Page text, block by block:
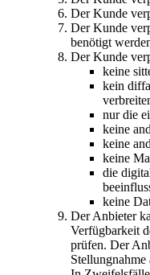
Der Kunde
Der Kunde
benötigt
Der Kunde
keine
kein
nur die
keine
keine
keine
die
keine
Der Anbieter
Verfügbarkeit
prüfen. Der